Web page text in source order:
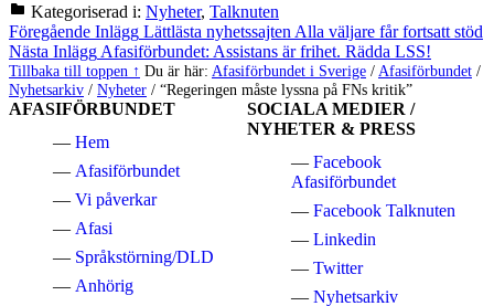
Kategoriserad i: Nyheter, Talknuten
Hoppa
tillbaka
till
huvudnavigeringen
Inläggsnavigering
Föregående Inlägg Lättlästa nyhetssajten Alla väljare får fortsatt stöd
Nästa Inlägg Afasiförbundet: Assistans är frihet. Rädda LSS!
Tillbaka till toppen ↑ Du är här: Afasiförbundet i Sverige / Afasiförbundet /
Nyhetsarkiv / Nyheter / “Regeringen måste lyssna på FNs kritik”
AFASIFÖRBUNDET
Hem
Afasiförbundet
Vi påverkar
Afasi
Språkstörning/DLD
Anhörig
SOCIALA MEDIER /
NYHETER & PRESS
Facebook
Afasiförbundet
Facebook Talknuten
Linkedin
Twitter
Nyhetsarkiv